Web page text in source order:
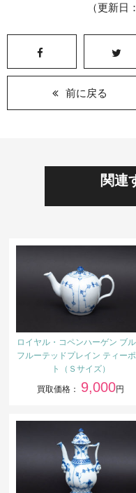
（更新日
前に戻る
関連
ロイヤル・コペンハーゲン ブ
フルーテッドプレイン ティー
ト（Ｓサイズ）
買取価格： 9,000円